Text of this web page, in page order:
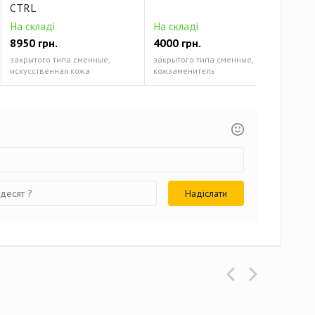
CTRL
На складі
8950 грн.
закрытого типа сменные,
искусственная кожа
На складі
4000 грн.
закрытого типа сменные,
кожзаменитель